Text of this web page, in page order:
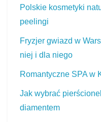
Polskie kosmetyki
peelingi
Fryzjer gwiazd w
niej i dla niego
Romantyczne SPA w
Jak wybrać
diamentem